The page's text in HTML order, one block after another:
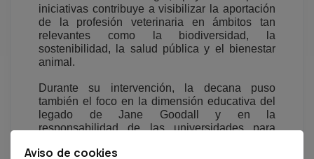
iniciativas contribuye a visibilizar la aportación
de la profesión veterinaria en ámbitos tan
relevantes como la biodiversidad, la
sostenibilidad, la salud pública y el bienestar
animal.
Durante su intervención, la decana puso
también el foco en la dimensión educativa del
legado de Jane Goodall y en la
responsabilidad de las universidades para
sentido, destacó que “
Aviso de cookies